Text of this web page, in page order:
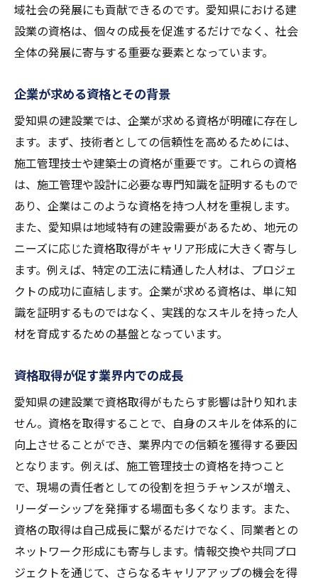
域社会の発展にも貢献できるのです。愛知県における建
設業の資格は、個々の成長を促進するだけでなく、社会
全体の発展に寄与する重要な要素となっています。
企業が求める資格とその背景
愛知県の建設業では、企業が求める資格が明確に存在し
ます。まず、技術者としての信頼性を高めるためには、
施工管理技士や建築士の資格が重要です。これらの資格
は、施工管理や設計に必要な専門知識を証明するもので
あり、企業はこのような資格を持つ人材を重視します。
また、愛知県は地域特有の建設需要があるため、地元の
ニーズに応じた資格取得がキャリア形成に大きく寄与し
ます。例えば、特定の工法に精通した人材は、プロジェ
クトの成功に直結します。企業が求める資格は、単に知
識を証明するものではなく、実践的なスキルを持った人
材を育成するための基盤となっています。
資格取得が促す業界内での成長
愛知県の建設業で資格取得がもたらす影響は計り知れま
せん。資格を取得することで、自身のスキルを体系的に
向上させることができ、業界内での信頼を獲得する要因
となります。例えば、施工管理技士の資格を持つこと
で、現場の責任者としての役割を担うチャンスが増え、
リーダーシップを発揮する場面も多くなります。また、
資格の取得は自己成長に繋がるだけでなく、同業者との
ネットワーク形成にも寄与します。情報交換や共同プロ
ジェクトを通じて、さらなるキャリアアップの機会を得